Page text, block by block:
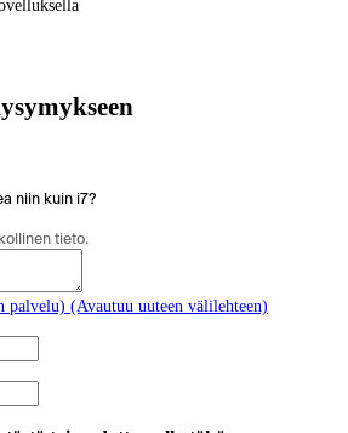
niin kuin i7?
tieto.
palvelu) (Avautuu uuteen välilehteen)